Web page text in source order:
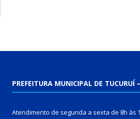
PREFEITURA MUNICIPAL DE TUCURUÍ
Atendimento de segunda a sexta de 8h às